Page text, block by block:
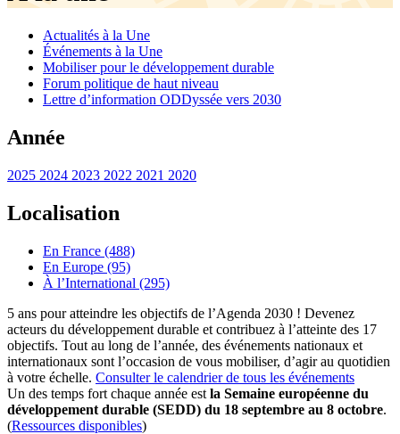
Actualités à la Une
Événements à la Une
Mobiliser pour le développement durable
Forum politique de haut niveau
Lettre d’information ODDyssée vers 2030
Année
2025 2024 2023 2022 2021 2020
Localisation
En France (488)
En Europe (95)
À l’International (295)
5 ans pour atteindre les objectifs de l’Agenda 2030 ! Devenez
acteurs du développement durable et contribuez à l’atteinte des 17
objectifs. Tout au long de l’année, des événements nationaux et
internationaux sont l’occasion de vous mobiliser, d’agir au quotidien
à votre échelle. Consulter le calendrier de tous les événements
Un des temps fort chaque année est la Semaine européenne du
développement durable (SEDD) du 18 septembre au 8 octobre.
(Ressources disponibles)